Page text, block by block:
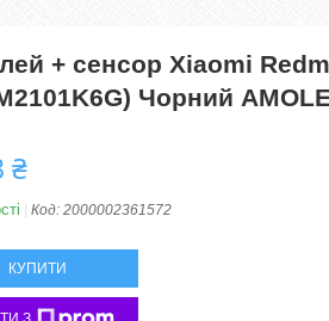
+ сенсор Xiaomi
Чорний
₴
Код: 2000002361572
КУПИТИ